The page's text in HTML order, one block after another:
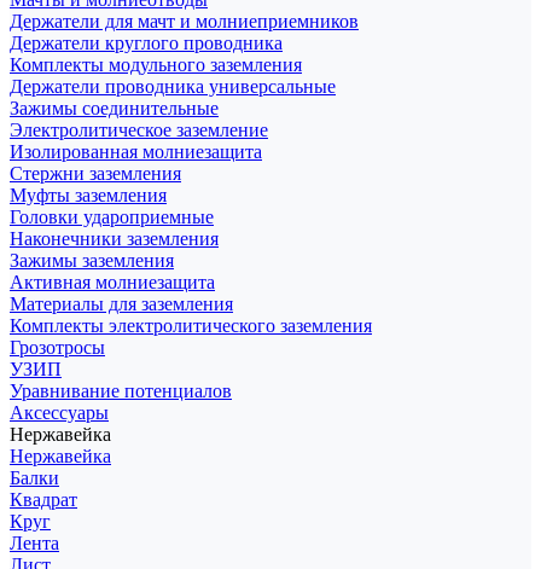
Держатели для мачт и молниеприемников
Держатели круглого проводника
Комплекты модульного заземления
Держатели проводника универсальные
Зажимы соединительные
Электролитическое заземление
Изолированная молниезащита
Стержни заземления
Муфты заземления
Головки удароприемные
Наконечники заземления
Зажимы заземления
Активная молниезащита
Материалы для заземления
Комплекты электролитического заземления
Грозотросы
УЗИП
Уравнивание потенциалов
Аксессуары
Нержавейка
Нержавейка
Балки
Квадрат
Круг
Лента
Лист